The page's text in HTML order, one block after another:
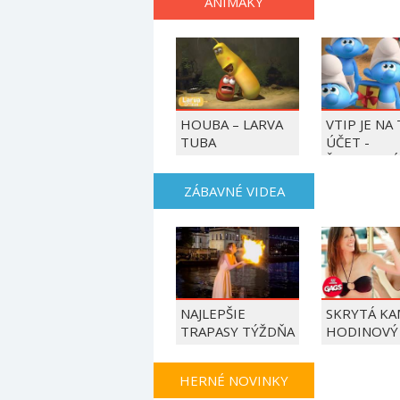
HOUBA – LARVA
TUBA
VTIP JE NA
ÚČET -
ŠMOULOVÉ
ZÁBAVNÉ VIDEA
NAJLEPŠIE
TRAPASY TÝŽDŇA
SKRYTÁ
HERNÉ NOVINKY